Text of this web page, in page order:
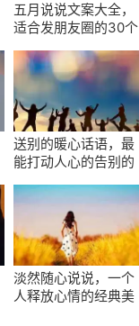
五月说说文案大全，
适合发朋友圈的30个
送别的暖心话语，最
能打动人心的告别的
淡然随心说说，一个
人释放心情的经典美